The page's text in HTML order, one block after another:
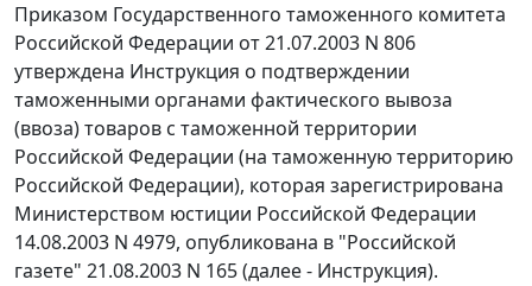
Приказом Государственного таможенного комитета
Российской Федерации от 21.07.2003 N 806
утверждена Инструкция о подтверждении
таможенными органами фактического вывоза
(ввоза) товаров с таможенной территории
Российской Федерации (на таможенную территорию
Российской Федерации), которая зарегистрирована
Министерством юстиции Российской Федерации
14.08.2003 N 4979, опубликована в "Российской
газете" 21.08.2003 N 165 (далее - Инструкция).